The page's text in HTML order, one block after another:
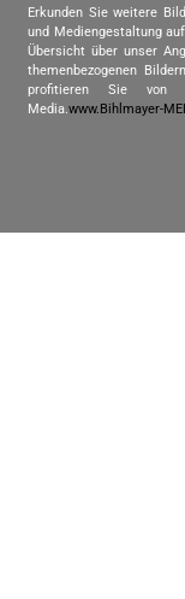
Erkunden Sie weitere
und Mediengestaltung
Übersicht über unser
themenbezogenen
profitieren Sie von
Media.www.Bihlmayer-